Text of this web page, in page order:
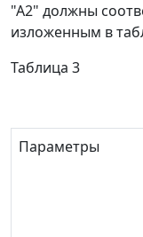
"А2" должны
изложенным в
Таблица 3
Параметры